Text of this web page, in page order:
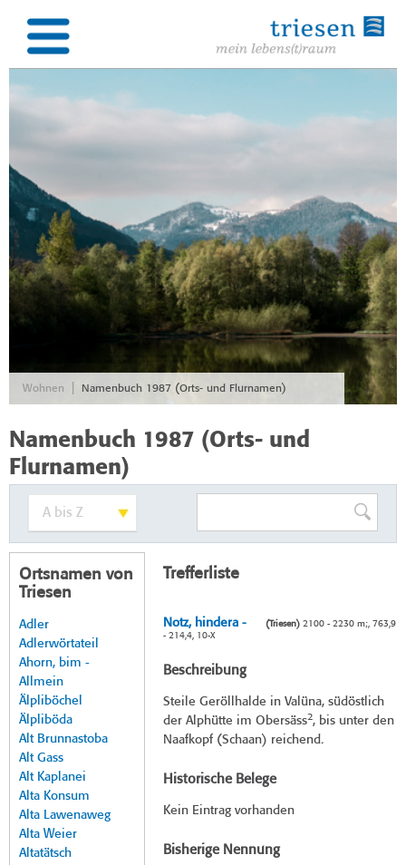
Wohnen Namenbuch 1987 (Orts- und Flurnamen)
Namenbuch 1987 (Orts- und
Flurnamen)
Ortsnamen von
Triesen
Adler
Adlerwörtateil
Ahorn, bim -
Allmein
Älpliböchel
Älpliböda
Alt Brunnastoba
Alt Gass
Alt Kaplanei
Alta Konsum
Alta Lawenaweg
Alta Weier
Altatätsch
Trefferliste
Notz, hindera - (Triesen)2100 - 2230 m;, 763,9
- 214,4, 10-X
Beschreibung
Steile Geröllhalde in Valüna, südöstlich
der Alphütte im Obersäss2, bis unter den
Naafkopf (Schaan) reichend.
Historische Belege
Kein Eintrag vorhanden
Bisherige Nennung